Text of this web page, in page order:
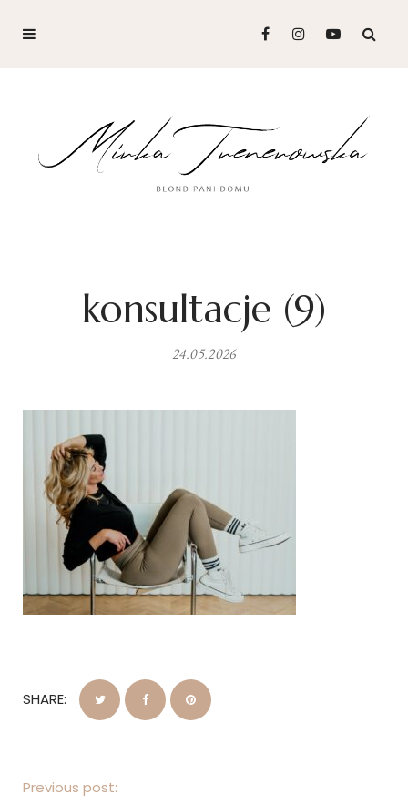
konsultacje (9)
24.05.2026
SHARE:
Previous post: